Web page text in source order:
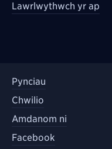
Lawrlwythwch yr ap
Pynciau
Chwilio
Amdanom ni
Facebook